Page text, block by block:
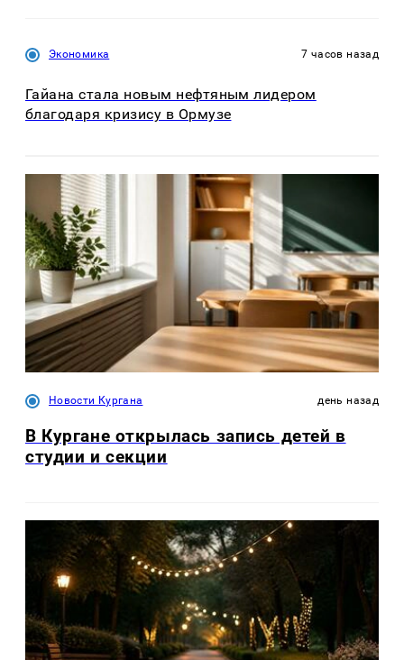
Экономика 7 часов назад
Гайана стала новым нефтяным лидером
благодаря кризису в Ормузе
Новости Кургана день назад
В Кургане открылась запись детей в
студии и секции